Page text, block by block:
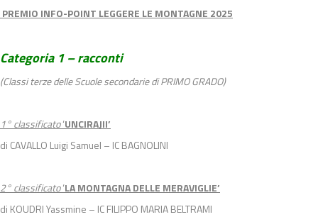
PREMIO INFO-POINT LEGGERE LE MONTAGNE 2025
Categoria 1 – racconti
(Classi terze delle Scuole secondarie di PRIMO GRADO)
1° classificato‘UNCIRAJII’
di CAVALLO Luigi Samuel – IC BAGNOLINI
2° classificato‘LA MONTAGNA DELLE MERAVIGLIE’
di KOUDRI Yassmine – IC FILIPPO MARIA BELTRAMI